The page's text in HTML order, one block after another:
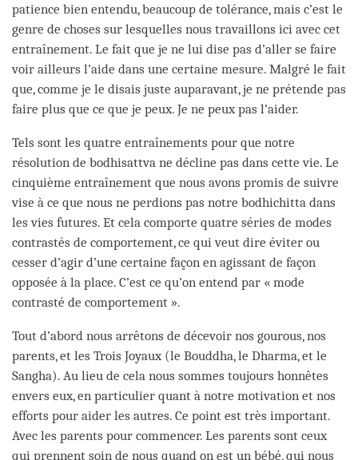
patience bien entendu, beaucoup de tolérance, mais c’est le
genre de choses sur lesquelles nous travaillons ici avec cet
entraînement. Le fait que je ne lui dise pas d’aller se faire
voir ailleurs l’aide dans une certaine mesure. Malgré le fait
que, comme je le disais juste auparavant, je ne prétende pas
faire plus que ce que je peux. Je ne peux pas l’aider.
Tels sont les quatre entraînements pour que notre
résolution de bodhisattva ne décline pas dans cette vie. Le
cinquième entraînement que nous avons promis de suivre
vise à ce que nous ne perdions pas notre bodhichitta dans
les vies futures. Et cela comporte quatre séries de modes
contrastés de comportement, ce qui veut dire éviter ou
cesser d’agir d’une certaine façon en agissant de façon
opposée à la place. C’est ce qu’on entend par « mode
contrasté de comportement ».
Tout d’abord nous arrêtons de décevoir nos gourous, nos
parents, et les Trois Joyaux (le Bouddha, le Dharma, et le
Sangha). Au lieu de cela nous sommes toujours honnêtes
envers eux, en particulier quant à notre motivation et nos
efforts pour aider les autres. Ce point est très important.
Avec les parents pour commencer. Les parents sont ceux
qui prennent soin de nous quand on est un bébé, qui nous